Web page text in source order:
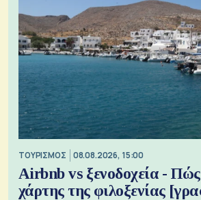
ΤΟΥΡΙΣΜΟΣ 08.08.2026, 15:00
Airbnb vs ξενοδοχεία - Πώς
χάρτης της φιλοξενίας